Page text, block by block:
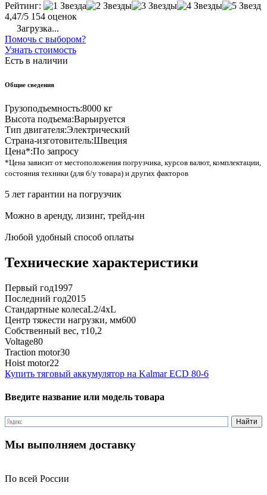
Рейтинг:
4,47/5 154 оценок
Загрузка...
Помочь с выбором?
Узнать стоимость
Есть в наличии
Общие сведения
Грузоподъемность:8000 кг
Высота подъема:Варьируется
Тип двигателя:Электрический
Страна-изготовитель:Швеция
Цена*:По запросу
*Цена зависит от местоположения погрузчика, курсов валют, комплектации,
состояния техники (для б/у товара) и других факторов
5 лет гарантии на погрузчик
Можно в аренду, лизинг, трейд-ин
Любой удобный способ оплаты
Технические характеристики
Первый год1997
Последний год2015
Стандартные колесаL2/4xL
Центр тяжести нагрузки, мм600
Собственный вес, т10,2
Voltage80
Traction motor30
Hoist motor22
Купить тяговый аккумулятор на Kalmar ECD 80-6
Введите название или модель товара
Мы выполняем доставку
По всей России